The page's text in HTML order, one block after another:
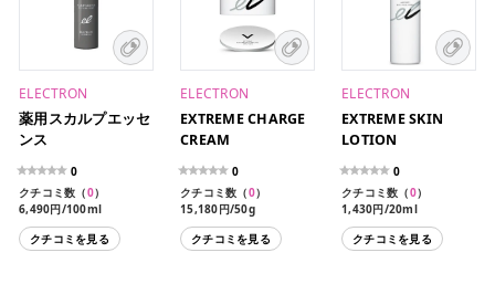
ELECTRON
薬用スカルプエッセ
ンス
0
クチコミ数（0）
6,490円/100ml
クチコミを見る
ELECTRON
EXTREME CHARGE
CREAM
0
クチコミ数（0）
15,180円/50g
クチコミを見る
ELECTRON
EXTREME SKIN
LOTION
0
クチコミ数（0）
1,430円/20ml
7,150円/100ml
クチコミを見る